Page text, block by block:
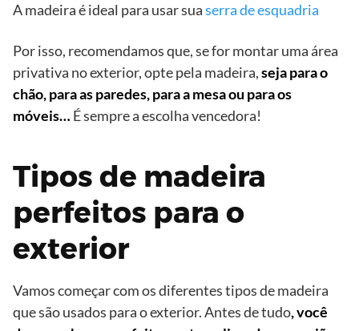
A madeira é ideal para usar suaserra de esquadria
Por isso, recomendamos que, se for montar uma área
privativa no exterior, opte pela madeira,seja para o
chão, para as paredes, para a mesa ou para os
móveis… É sempre a escolha vencedora!
Tipos de madeira
perfeitos para o
exterior
Vamos começar com os diferentes tipos de madeira
que são usados ​​para o exterior. Antes de tudo, você